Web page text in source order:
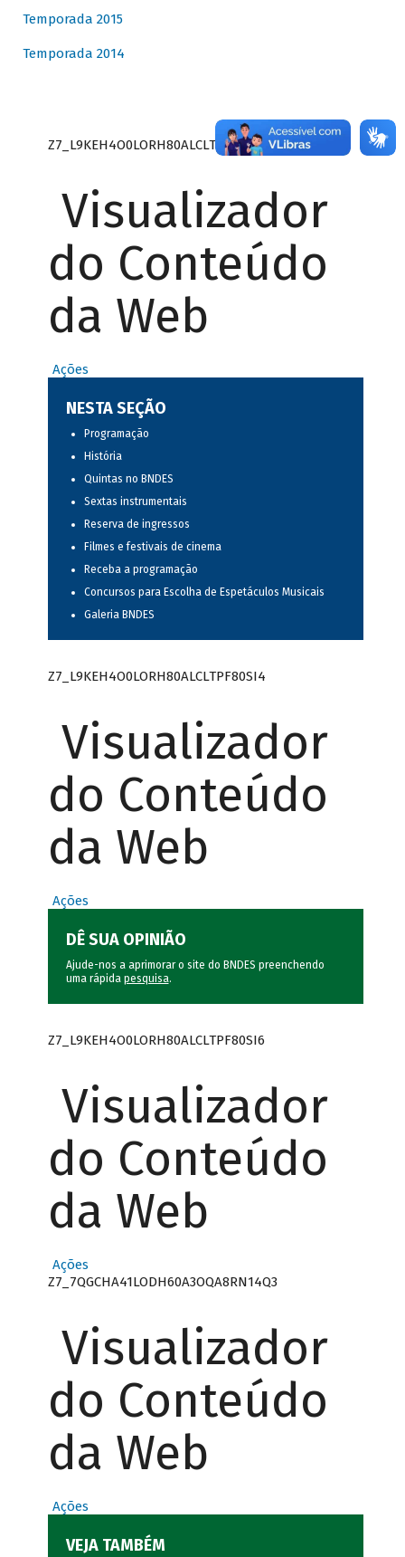
Temporada 2015
Temporada 2014
Z7_L9KEH4O0LORH80ALCLTPF80S27
Visualizador
do Conteúdo
da Web
Ações
NESTA SEÇÃO
Programação
História
Quintas no BNDES
Sextas instrumentais
Reserva de ingressos
Filmes e festivais de cinema
Receba a programação
Concursos para Escolha de Espetáculos Musicais
Galeria BNDES
Z7_L9KEH4O0LORH80ALCLTPF80SI4
Visualizador
do Conteúdo
da Web
Ações
DÊ SUA OPINIÃO
Ajude-nos a aprimorar o site do BNDES preenchendo
uma rápida pesquisa.
Z7_L9KEH4O0LORH80ALCLTPF80SI6
Visualizador
do Conteúdo
da Web
Ações
Z7_7QGCHA41LODH60A3OQA8RN14Q3
Visualizador
do Conteúdo
da Web
Ações
VEJA TAMBÉM